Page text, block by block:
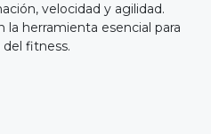
velocidad y agilidad.
herramienta esencial para
fitness.